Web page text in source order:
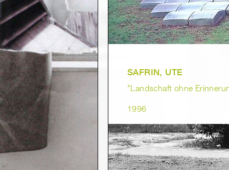
SAFRIN, UTE
"Landschaft ohne
1996